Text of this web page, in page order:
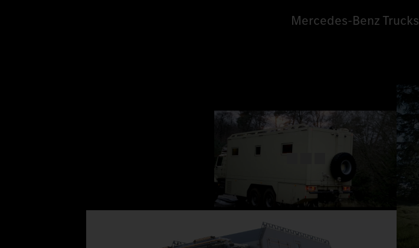
مع خيارات التجهيز المختلفة، ستكون مستعدًا لأداء لمهامك. الشاحنات التالية من Mercedes‑Benz Trucks